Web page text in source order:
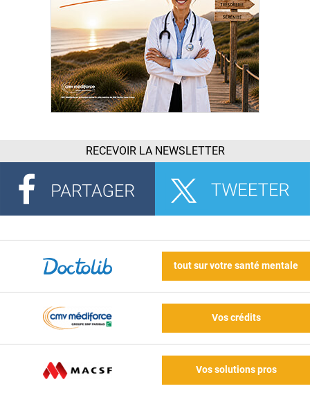
RECEVOIR LA NEWSLETTER
tout sur votre santé mentale
Vos crédits
Vos solutions pros